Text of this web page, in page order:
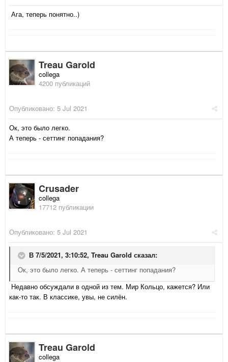
Ага, теперь понятно..)
Treau Garold
collega
4200 публикаций
Опубликовано: 5 Jul 2021
Ок, это было легко.
А теперь - сеттинг попадания?
Crusader
collega
17712 публикации
Опубликовано: 5 Jul 2021
В 7/5/2021, 3:10:52, Treau Garold сказал:
Ок, это было легко. А теперь - сеттинг попадания?
Недавно обсуждали в одной из тем. Мир Кольцо, кажется? Или
как-то так. В классике, увы, не силён.
Treau Garold
collega